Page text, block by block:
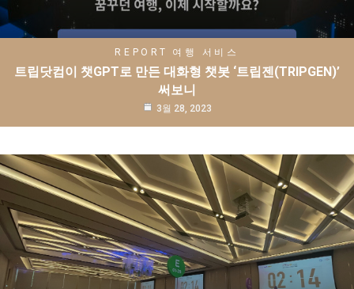
REPORT 여행 서비스
트립닷컴이 챗GPT로 만든 대화형 챗봇 ‘트립젠(TRIPGEN)’
써보니
3월 28, 2023